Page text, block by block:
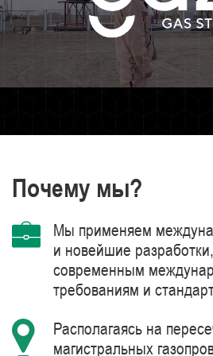
Почему мы?
Мы применяем
и новейшие
современным
требованиям и
Располагаясь на
магистральных